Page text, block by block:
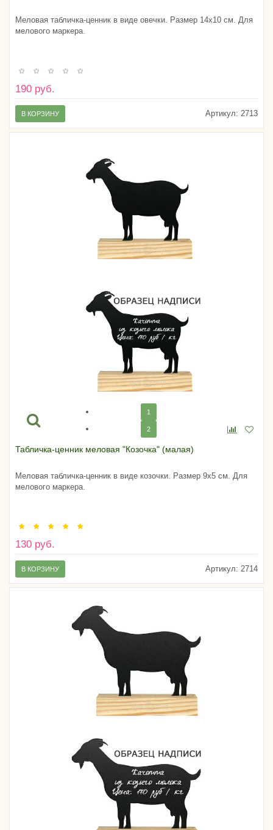
Меловая табличка-ценник в виде овечки. Размер 14х10 см. Для
мелового маркера.
190 руб.
Артикул: 2713
В КОРЗИНУ
1
2
Табличка-ценник меловая "Козочка" (малая)
Меловая табличка-ценник в виде козочки. Размер 9х5 см. Для
мелового маркера.
130 руб.
Артикул: 2714
В КОРЗИНУ